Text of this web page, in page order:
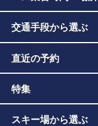
交通手段から選ぶ
直近の予約
特集
スキー場から選ぶ